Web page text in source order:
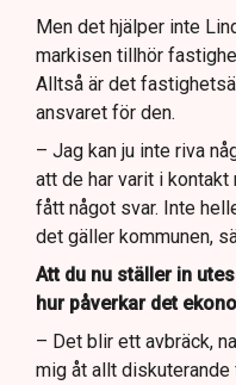
Men det hjälper inte
markisen tillhör
Alltså är det
ansvaret för den.
– Jag kan ju inte riva
att de har varit i
fått något svar. Inte
det gäller kommunen,
Att du nu ställer in
hur påverkar det
– Det blir ett avbräck,
mig åt allt